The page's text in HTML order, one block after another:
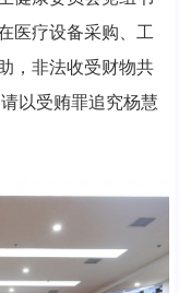
医疗设备采购、工
，非法收受财物共
以受贿罪追究杨慧